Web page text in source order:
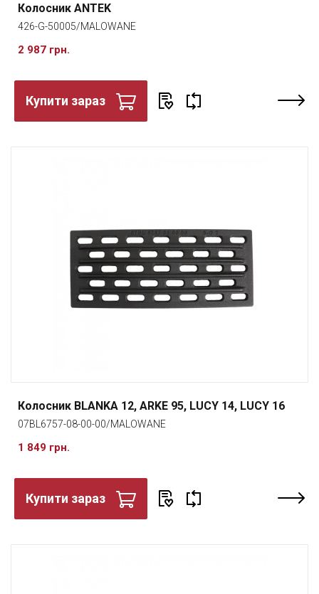
Колосник ANTEK
426-G-50005/MALOWANE
2 987 грн.
Купити зараз
Колосник BLANKA 12, ARKE 95, LUCY 14, LUCY 16
07BL6757-08-00-00/MALOWANE
1 849 грн.
Купити зараз